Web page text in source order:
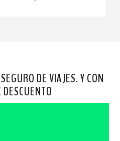
DE VIAJES. Y CON